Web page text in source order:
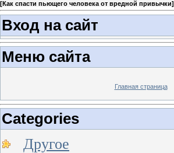
[Как спасти пьющего человека от вредной привычки]
Вход на сайт
Меню сайта
Главная страница
Categories
Другое